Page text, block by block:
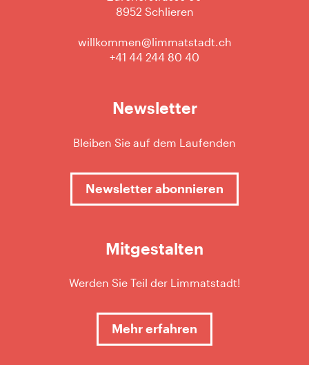
8952 Schlieren
willkommen@limmatstadt.ch
+41 44 244 80 40
Newsletter
Bleiben Sie auf dem Laufenden
Newsletter abonnieren
Mitgestalten
Werden Sie Teil der Limmatstadt!
Mehr erfahren